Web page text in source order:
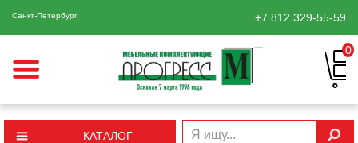
Санкт-Петербург +7 812 329-55-59
0
КАТАЛОГ